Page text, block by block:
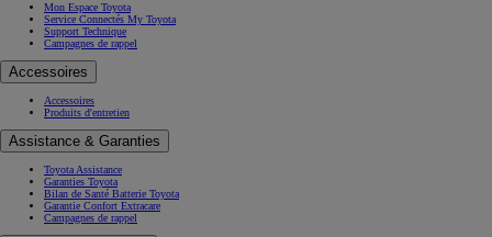
Mon Espace Toyota
Service Connectés My Toyota
Support Technique
Campagnes de rappel
Accessoires
Accessoires
Produits d'entretien
Assistance & Garanties
Toyota Assistance
Garanties Toyota
Bilan de Santé Batterie Toyota
Garantie Confort Extracare
Campagnes de rappel